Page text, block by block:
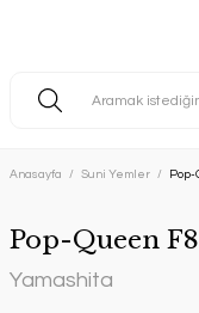
Anasayfa Suni Yemler
Pop-Queen
Yamashita